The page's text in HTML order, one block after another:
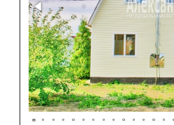
6 588 000 ₽
Задать вопрос